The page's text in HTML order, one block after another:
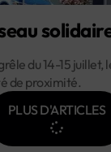
du 14-15 juillet,
de proximité.
PLUS D'ARTICLES